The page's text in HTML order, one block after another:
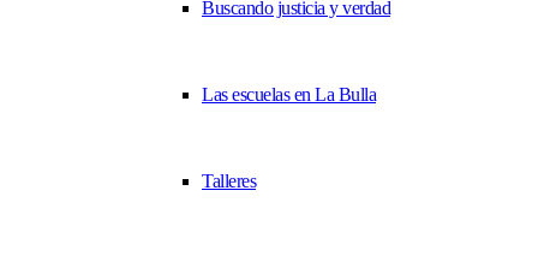
Buscando justicia y verdad
Las escuelas en La Bulla
Talleres